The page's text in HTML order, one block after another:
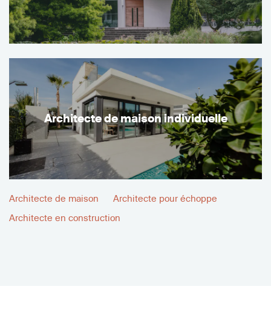
Architecte de maison individuelle
Architecte de maison
Architecte pour échoppe
Architecte en construction